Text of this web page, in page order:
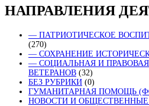
НАПРАВЛЕНИЯ
— ПАТРИОТИЧЕСКОЕ
(270)
— СОХРАНЕНИЕ
— СОЦИАЛЬНАЯ И
ВЕТЕРАНОВ (32)
БЕЗ РУБРИКИ (0)
ГУМАНИТАРНАЯ ПОМОЩЬ
НОВОСТИ И